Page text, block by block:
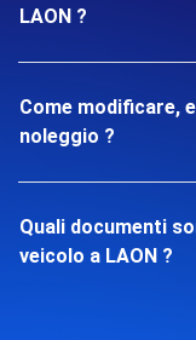
LAON ?
Come modificare,
noleggio ?
Quali documenti
veicolo a LAON ?